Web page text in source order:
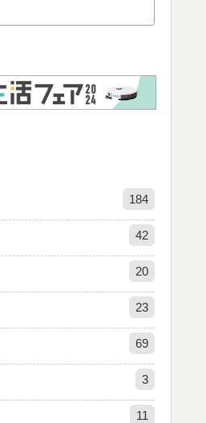
184
42
20
23
69
3
11